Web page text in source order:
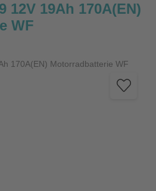
0 von 5 Sternen
12V 19Ah 170A(EN)
WF